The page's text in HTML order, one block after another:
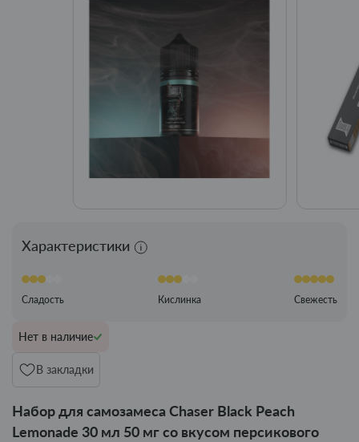
Характеристики
Сладость Кислинка Свежесть
Нет в наличие
В закладки
Набор для самозамеса Chaser Black Peach
Lemonade 30 мл 50 мг со вкусом персикового